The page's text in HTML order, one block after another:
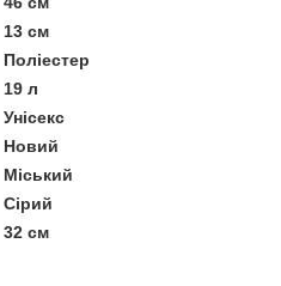
13 см
Поліестер
19 л
Унісекс
Новий
Міський
Сірий
32 см